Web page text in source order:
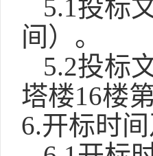
5.1投标
间）。
5.2投标
塔楼16楼
6.开标时